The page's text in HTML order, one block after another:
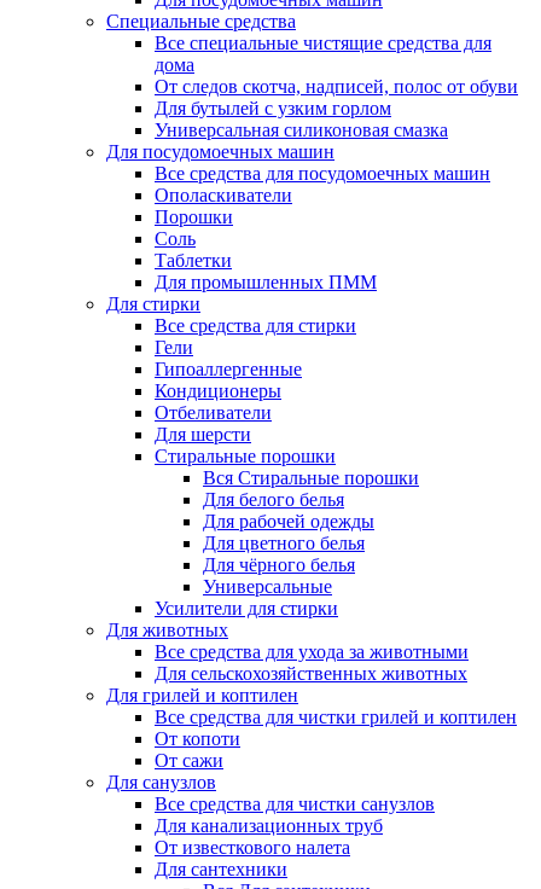
Специальные средства
Все специальные чистящие средства для
дома
От следов скотча, надписей, полос от обуви
Для бутылей с узким горлом
Универсальная силиконовая смазка
Для посудомоечных машин
Все средства для посудомоечных машин
Ополаскиватели
Порошки
Соль
Таблетки
Для промышленных ПММ
Для стирки
Все средства для стирки
Гели
Гипоаллергенные
Кондиционеры
Отбеливатели
Для шерсти
Стиральные порошки
Вся Стиральные порошки
Для белого белья
Для рабочей одежды
Для цветного белья
Для чёрного белья
Универсальные
Усилители для стирки
Для животных
Все средства для ухода за животными
Для сельскохозяйственных животных
Для грилей и коптилен
Все средства для чистки грилей и коптилен
От копоти
От сажи
Для санузлов
Все средства для чистки санузлов
Для канализационных труб
От известкового налета
Для сантехники